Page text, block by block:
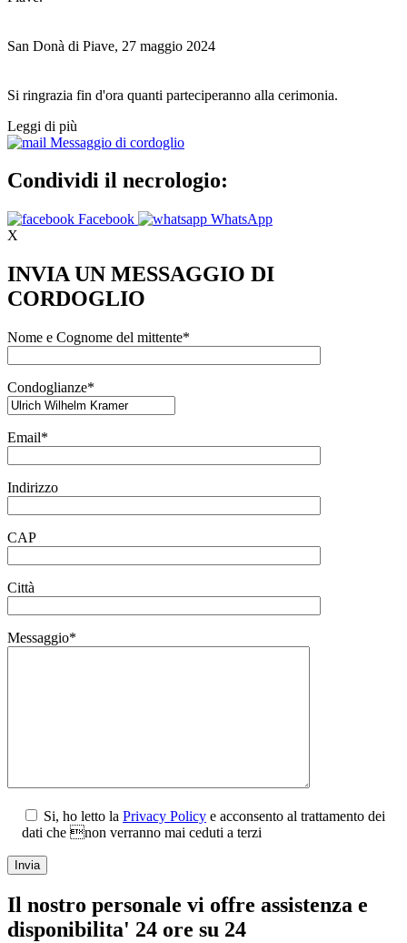
San Donà di Piave, 27 maggio 2024
Si ringrazia fin d'ora quanti parteciperanno alla cerimonia.
Leggi di più
Messaggio di cordoglio
Condividi il necrologio:
Facebook
WhatsApp
X
INVIA UN MESSAGGIO DI
CORDOGLIO
Nome e Cognome del mittente*
Condoglianze*
Email*
Indirizzo
CAP
Città
Messaggio*
Si, ho letto la Privacy Policy e acconsento al trattamento dei
dati che non verranno mai ceduti a terzi
Il nostro personale vi offre assistenza e
disponibilita' 24 ore su 24